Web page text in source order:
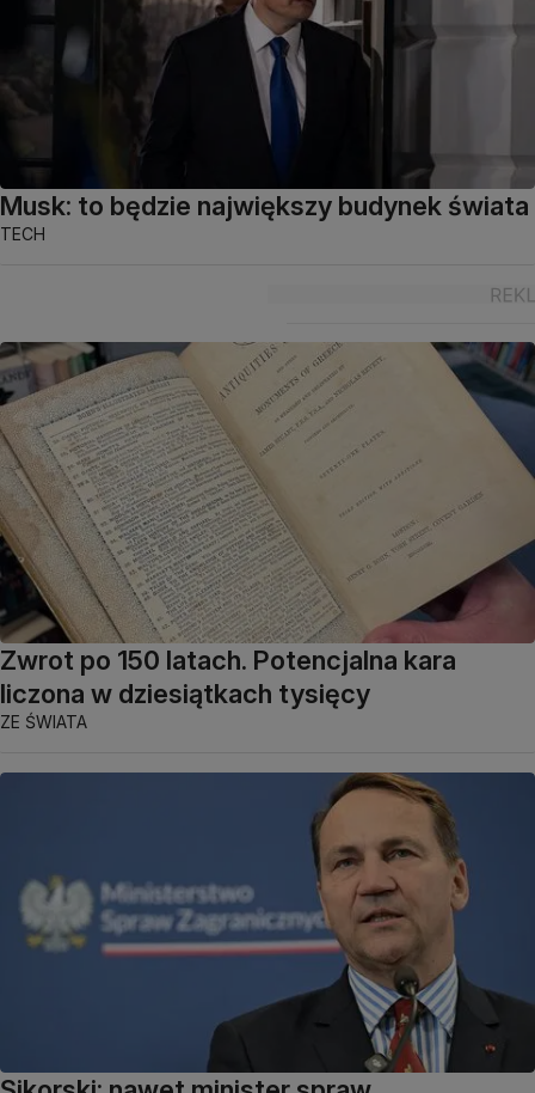
Musk: to będzie największy budynek świata
TECH
Zwrot po 150 latach. Potencjalna kara
liczona w dziesiątkach tysięcy
ZE ŚWIATA